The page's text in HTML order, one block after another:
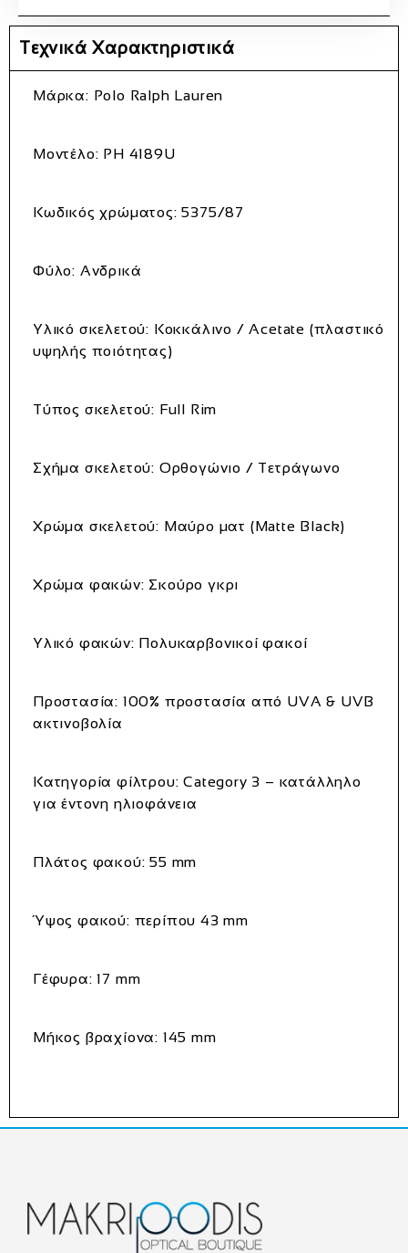
Τεχνικά Χαρακτηριστικά
Μάρκα: Polo Ralph Lauren
Μοντέλο: PH 4189U
Κωδικός χρώματος: 5375/87
Φύλο: Ανδρικά
Υλικό σκελετού: Κοκκάλινο / Acetate (πλαστικό
υψηλής ποιότητας)
Τύπος σκελετού: Full Rim
Σχήμα σκελετού: Ορθογώνιο / Τετράγωνο
Χρώμα σκελετού: Μαύρο ματ (Matte Black)
Χρώμα φακών: Σκούρο γκρι
Υλικό φακών: Πολυκαρβονικοί φακοί
Προστασία: 100% προστασία από UVA & UVB
ακτινοβολία
Κατηγορία φίλτρου: Category 3 – κατάλληλο
για έντονη ηλιοφάνεια
Πλάτος φακού: 55 mm
Ύψος φακού: περίπου 43 mm
Γέφυρα: 17 mm
Μήκος βραχίονα: 145 mm